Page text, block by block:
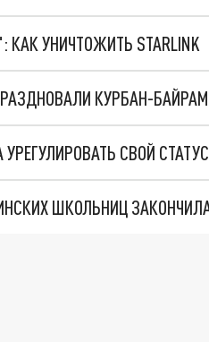
УНИЧТОЖИТЬ STARLINK
КУРБАН-БАЙРАМ
СВОЙ СТАТУС